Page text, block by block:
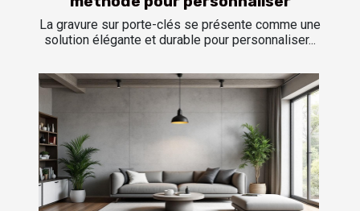
La gravure sur porte-clés se présente comme une
solution élégante et durable pour personnaliser...